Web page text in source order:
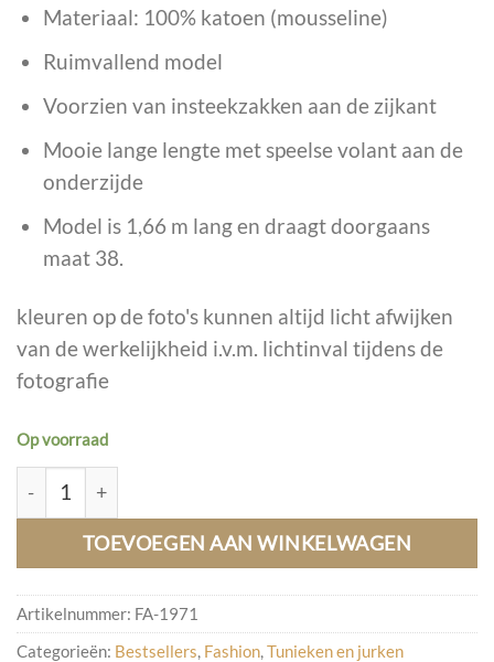
Materiaal: 100% katoen (mousseline)
Ruimvallend model
Voorzien van insteekzakken aan de zijkant
Mooie lange lengte met speelse volant aan de
onderzijde
Model is 1,66 m lang en draagt ​​doorgaans
maat 38.
kleuren op de foto's kunnen altijd licht afwijken
van de werkelijkheid i.v.m. lichtinval tijdens de
fotografie
Op voorraad
Maxi Jurk Stella Mousseline, Licht Zand. aantal
TOEVOEGEN AAN WINKELWAGEN
Artikelnummer: FA-1971
Categorieën: Bestsellers, Fashion,Tunieken en jurken